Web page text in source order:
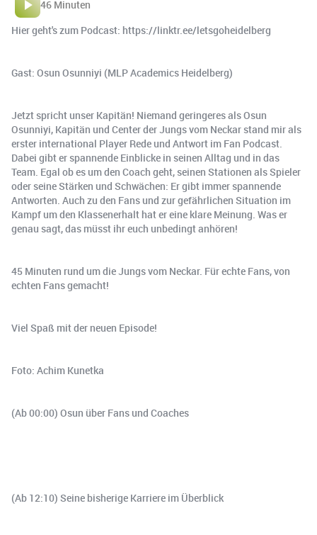
46 Minuten
Hier geht's zum Podcast: https://linktr.ee/letsgoheidelberg
Gast: Osun Osunniyi (MLP Academics Heidelberg)
Jetzt spricht unser Kapitän! Niemand geringeres als Osun
Osunniyi, Kapitän und Center der Jungs vom Neckar stand mir als
erster international Player Rede und Antwort im Fan Podcast.
Dabei gibt er spannende Einblicke in seinen Alltag und in das
Team. Egal ob es um den Coach geht, seinen Stationen als Spieler
oder seine Stärken und Schwächen: Er gibt immer spannende
Antworten. Auch zu den Fans und zur gefährlichen Situation im
Kampf um den Klassenerhalt hat er eine klare Meinung. Was er
genau sagt, das müsst ihr euch unbedingt anhören!
45 Minuten rund um die Jungs vom Neckar. Für echte Fans, von
echten Fans gemacht!
Viel Spaß mit der neuen Episode!
Foto: Achim Kunetka
(Ab 00:00) Osun über Fans und Coaches
(Ab 12:10) Seine bisherige Karriere im Überblick